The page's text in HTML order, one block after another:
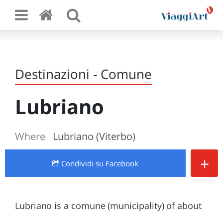
Destinazioni - Comune
Lubriano
Where Lubriano (Viterbo)
Condividi su Facebook +
Lubriano is a comune (municipality) of about